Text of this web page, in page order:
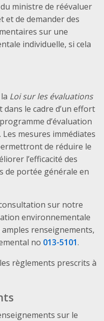
ministre de réévaluer
et de demander des
sur une
individuelle, si cela
Loi sur les évaluations
dans le cadre d’un effort
d’évaluation
mesures immédiates
de réduire le
l’efficacité des
de portée générale en
sur notre
environnementale
renseignements,
no 013-5101.
règlements prescrits à
sur le